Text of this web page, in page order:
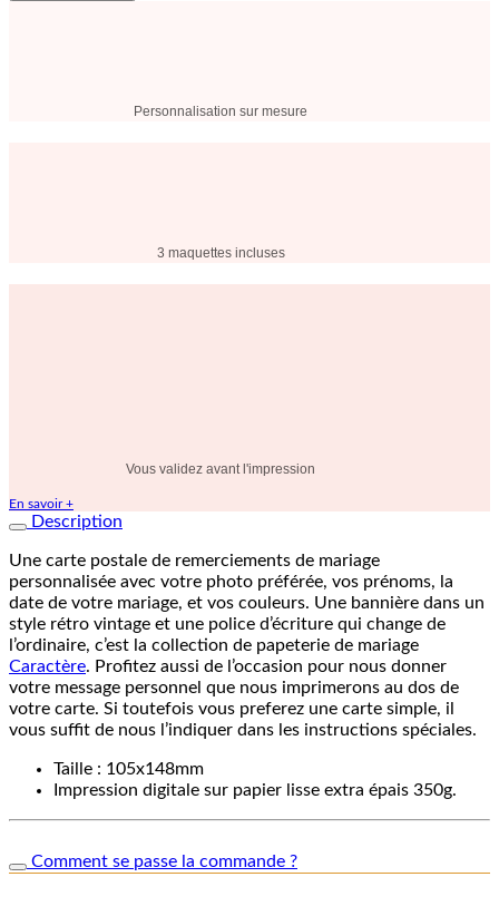
Personnalisation sur mesure
3 maquettes incluses
Vous validez avant l'impression
En savoir +
Description
Une carte postale de remerciements de mariage
personnalisée avec votre photo préférée, vos prénoms, la
date de votre mariage, et vos couleurs. Une bannière dans un
style rétro vintage et une police d’écriture qui change de
l’ordinaire, c’est la collection de papeterie de mariage
Caractère. Profitez aussi de l’occasion pour nous donner
votre message personnel que nous imprimerons au dos de
votre carte. Si toutefois vous preferez une carte simple, il
vous suffit de nous l’indiquer dans les instructions spéciales.
Taille : 105x148mm
Impression digitale sur papier lisse extra épais 350g.
Comment se passe la commande ?